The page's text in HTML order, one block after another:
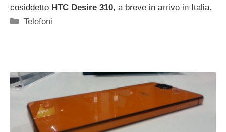
cosiddetto HTC Desire 310, a breve in arrivo in Italia.
Categorie
Telefoni